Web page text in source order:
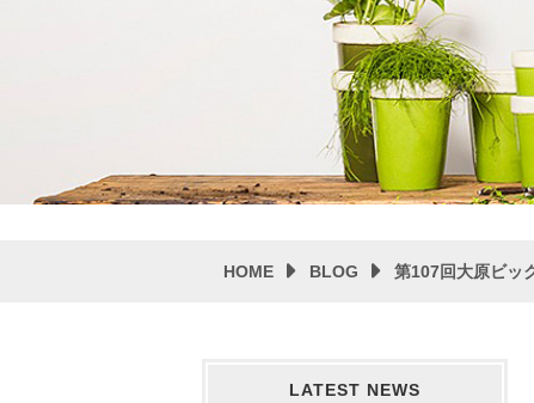
HOME BLOG 第107回大原ビッ
LATEST NEWS